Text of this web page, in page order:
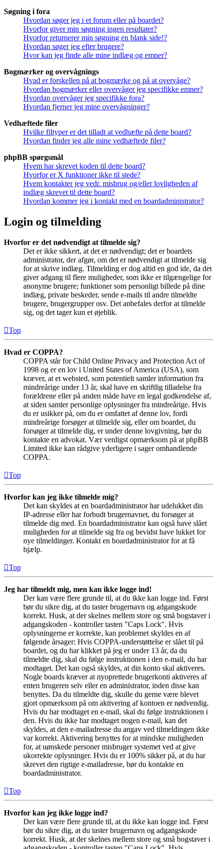
Søgning i fora
Hvordan søger jeg i et forum eller på boardet?
Hvorfor giver min søgning ingen resultater?
Hvorfor returnerer min søgning en blank side!?
Hvordan søger jeg efter brugere?
Hvor kan jeg finde alle mine indlæg og emner?
Bogmærker og overvågnings
Hvad er forskellen på at bogmærke og på at overvåge?
Hvordan bogmærker eller overvåger jeg specifikke emner?
Hvordan overvåger jeg specifikke fora?
Hvordan fjerner jeg mine overvågninger?
Vedhæftede filer
Hvilke filtyper er det tilladt at vedhæfte på dette board?
Hvordan finder jeg alle mine vedhæftede filer?
phpBB spørgsmål
Hvem har skrevet koden til dette board?
Hvorfor er X funktioner ikke til stede?
Hvem kontakter jeg vedr. misbrug og/eller lovligheden af
indlæg skrevet til dette board?
Hvordan kommer jeg i kontakt med en boardadministrator?
Login og tilmelding
Hvorfor er det nødvendigt at tilmelde sig?
Det er ikke sikkert, at det er nødvendigt; det er boardets
administrator, der afgør, om det er nødvendigt at tilmelde sig
for at skrive indlæg. Tilmelding er dog altid en god ide, da det
giver adgang til flere muligheder, som ikke er tilgængelige for
anonyme brugere; funktioner som personligt billede på dine
indlæg, private beskeder, sende e-mails til andre tilmeldte
brugere, brugergrupper osv. Det anbefales derfor at tilmelde
sig, og det tager kun et øjeblik.
Top
Hvad er COPPA?
COPPA står for Child Online Privacy and Protection Act of
1998 og er en lov i United States of America (USA), som
kræver, at et websted, som potentielt samler information fra
mindreårige under 13 år, skal have en skriftlig tilladelse fra
forældrene eller på anden måde have en legal godkendelse af,
at siden samler personlige oplysninger fra mindreårige. Hvis
du er usikker på, om du er omfattet af denne lov, fordi
mindreårige forsøger at tilmelde sig, eller om boardet, du
forsøger at tilmelde dig, er under denne lovgivning, bør du
kontakte en advokat. Vær venligst opmærksom på at phpBB
Limited ikke kan rådgive yderligere i sager omhandlende
COPPA.
Top
Hvorfor kan jeg ikke tilmelde mig?
Det kan skyldes at en boardadministrator har udelukket din
IP-adresse eller har forbudt brugernavnet, du forsøger at
tilmelde dig med. En boardadministrator kan også have slået
muligheden for at tilmelde sig fra og bevidst have lukket for
nye tilmeldinger. Kontakt en boardadministrator for at få
hjælp.
Top
Jeg har tilmeldt mig, men kan ikke logge ind!
Der kan være flere grunde til, at du ikke kan logge ind. Først
bør du sikre dig, at du taster brugernavn og adgangskode
korrekt. Husk, at der skelnes mellem store og små bogstaver i
adgangskoden - kontroller tasten "Caps Lock". Hvis
oplysningerne er korrekte, kan problemet skyldes en af
følgende årsager: Hvis COPPA-understøttelse er slået til på
boardet, og du har klikket på jeg er under 13 år, da du
tilmeldte dig, skal du følge instruktionen i den e-mail, du har
modtaget. Det kan også skyldes, at din konto skal aktiveres.
Nogle boards kræver at nyoprettede brugerkonti aktiveres af
enten brugeren selv eller en administrator, inden disse kan
benyttes. Da du tilmeldte dig, skulle du gerne være blevet
gjort opmærksom på om aktivering af kontoen er nødvendig.
Hvis du har modtaget en e-mail, skal du følge instruktionen i
den. Hvis du ikke har modtaget nogen e-mail, kan det
skyldes, at den e-mailadresse du angav ved tilmeldingen ikke
var korrekt. Aktivering benyttes for at mindske muligheden
for, at uønskede personer misbruger systemet ved at give
ukorrekte oplysninger. Hvis du er 100% sikker på, at du har
skrevet den rigtige e-mailadresse, bør du kontakte en
boardadministrator.
Top
Hvorfor kan jeg ikke logge ind?
Der kan være flere grunde til, at du ikke kan logge ind. Først
bør du sikre dig, at du taster brugernavn og adgangskode
korrekt. Husk, at der skelnes mellem store og små bogstaver i